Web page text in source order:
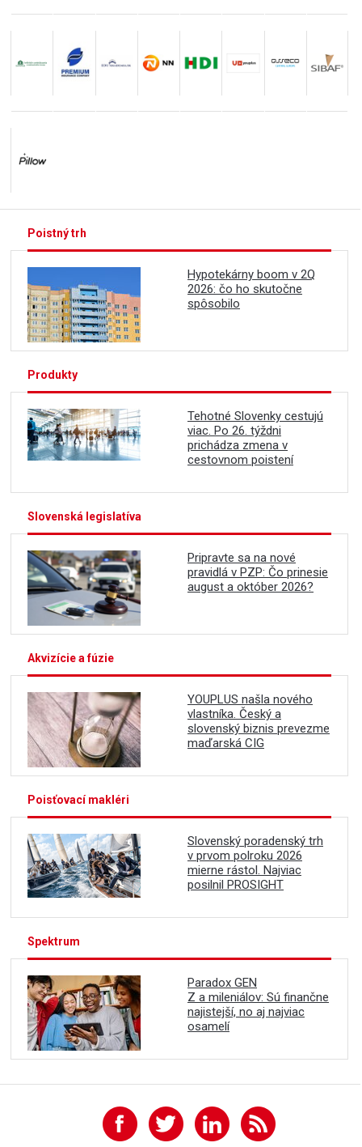
Poistný trh
Hypotekárny boom v 2Q
2026: čo ho skutočne
spôsobilo
Produkty
Tehotné Slovenky cestujú
viac. Po 26. týždni
prichádza zmena v
cestovnom poistení
Slovenská legislatíva
Pripravte sa na nové
pravidlá v PZP: Čo prinesie
august a október 2026?
Akvizície a fúzie
YOUPLUS našla nového
vlastníka. Český a
slovenský biznis prevezme
maďarská CIG
Poisťovací makléri
Slovenský poradenský trh
v prvom polroku 2026
mierne rástol. Najviac
posilnil PROSIGHT
Spektrum
Paradox GEN
Z a mileniálov: Sú finančne
najistejší, no aj najviac
osamelí